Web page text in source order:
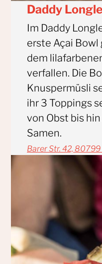
Daddy
Im Daddy
erste Açai Bowl
dem
verfallen. Die
Knuspermüsli
ihr 3 Toppings
von Obst bis
Samen.
Barer Str. 42,